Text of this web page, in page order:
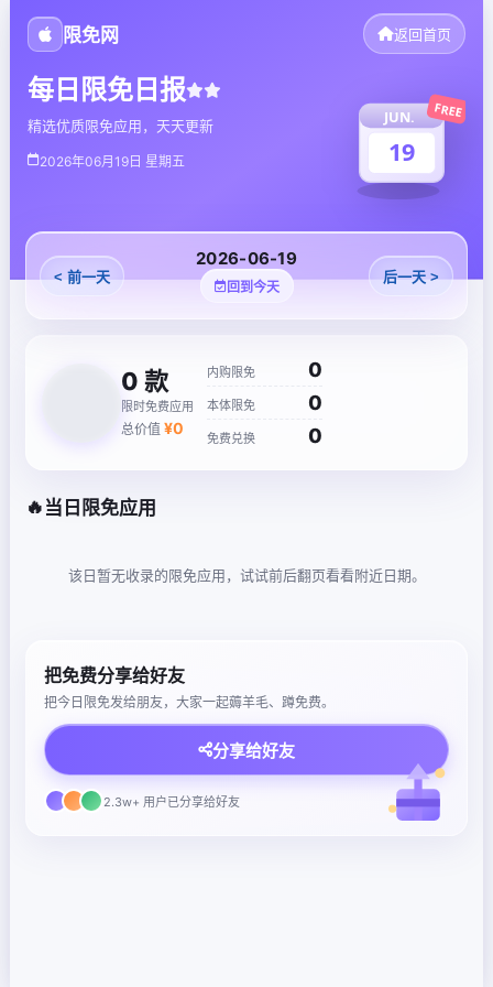
限免网 返回首页
每日限免日报
精选优质限免应用，天天更新
2026年06月19日 星期五
JUN.
19
FREE
< 前一天
2026-06-19
回到今天
后一天 >
0 款
限时免费应用
总价值 ¥0
内购限免 0
本体限免 0
免费兑换 0
🔥 当日限免应用
该日暂无收录的限免应用，试试前后翻页看看附近日期。
把免费分享给好友
把今日限免发给朋友，大家一起薅羊毛、蹲免费。
分享给好友
2.3w+ 用户已分享给好友